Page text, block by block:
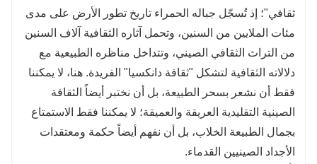
ثقافي"؛ إذ تُسجّل جباله الحمراء تاريخ تطور الأرض على مدى
مئات الملايين من السنين، وتحمل آثاره الثقافية آلاف السنين
من التراث الثقافي الصيني، وتتداخل مناظره الطبيعية مع
دلالاته الثقافية لتشكل "ثقافة دانكسيا" الفريدة. هنا، لا يمكننا
فقط أن نشعر بسحر الطبيعة، بل أن نختبر أيضاً الثقافة
الصينية التقليدية العريقة والعميقة؛ لا يمكننا فقط الاستمتاع
بجمال الطبيعة الخلاب، بل أن نفهم أيضاً حكمة ومعتقدات
الأجداد الصينيين القدماء.